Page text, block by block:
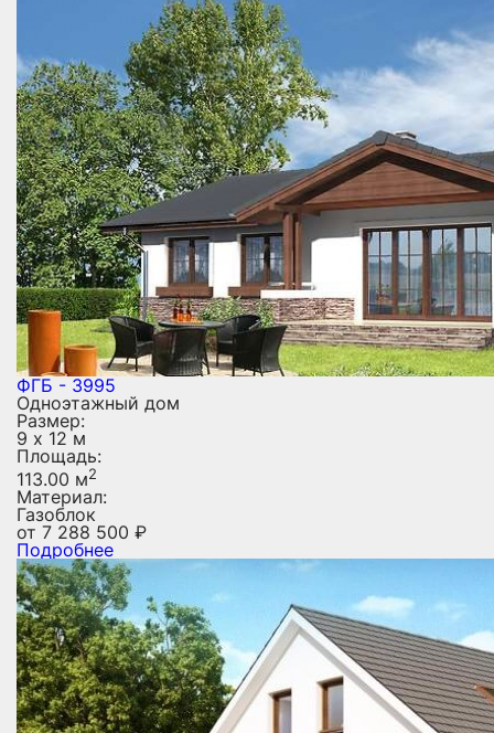
ФГБ - 3995
Одноэтажный дом
Размер:
9 х 12 м
Площадь:
113.00 м2
Материал:
Газоблок
от 7 288 500 ₽
Подробнее